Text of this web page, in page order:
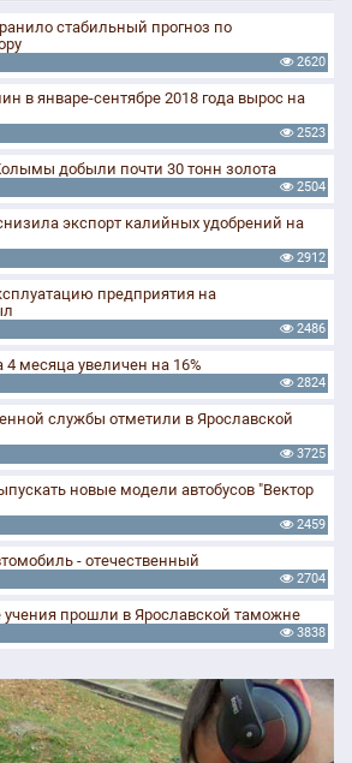
стабильный прогноз по
2620
в январе-сентябре 2018 года вырос на
2523
добыли почти 30 тонн золота
2504
экспорт калийных удобрений на
2912
предприятия на
2486
месяца увеличен на 16%
2824
службы отметили в Ярославской
3725
новые модели автобусов "Вектор
2459
- отечественный
2704
учения прошли в Ярославской таможне
3838